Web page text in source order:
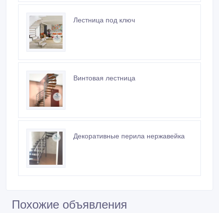
Лестница под ключ
Винтовая лестница
Декоративные перила нержавейка
Похожие объявления